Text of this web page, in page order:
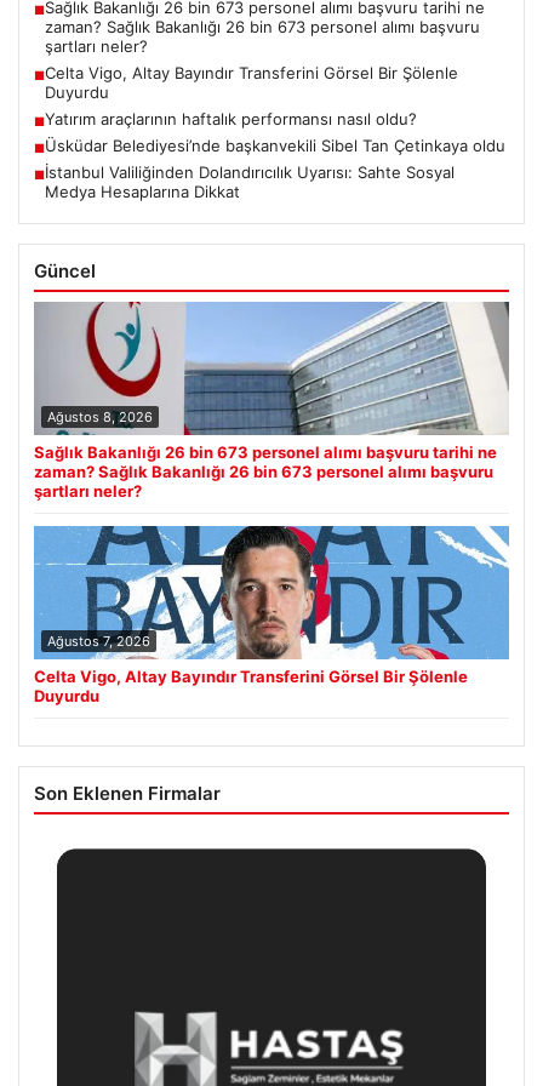
■Sağlık Bakanlığı 26 bin 673 personel alımı başvuru tarihi ne
zaman? Sağlık Bakanlığı 26 bin 673 personel alımı başvuru
şartları neler?
■Celta Vigo, Altay Bayındır Transferini Görsel Bir Şölenle
Duyurdu
■Yatırım araçlarının haftalık performansı nasıl oldu?
■Üsküdar Belediyesi’nde başkanvekili Sibel Tan Çetinkaya oldu
■İstanbul Valiliğinden Dolandırıcılık Uyarısı: Sahte Sosyal
Medya Hesaplarına Dikkat
Güncel
Ağustos 8, 2026
Sağlık Bakanlığı 26 bin 673 personel alımı başvuru tarihi ne
zaman? Sağlık Bakanlığı 26 bin 673 personel alımı başvuru
şartları neler?
Ağustos 7, 2026
Celta Vigo, Altay Bayındır Transferini Görsel Bir Şölenle
Duyurdu
Son Eklenen Firmalar